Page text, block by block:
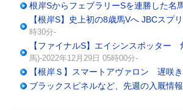
根岸SからフェブラリーSを連勝した名
【根岸S】史上初の8歳馬Vへ JBCスプ
時30分-
【ファイナルS】エイシンスポッター
馬)-2022年12月29日 05時00分-
【根岸Ｓ】スマートアヴァロン 遅咲
ブラックスピネルなど、先週の入厩情